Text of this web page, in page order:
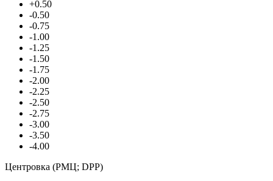
+0.50
-0.50
-0.75
-1.00
-1.25
-1.50
-1.75
-2.00
-2.25
-2.50
-2.75
-3.00
-3.50
-4.00
Центровка (РМЦ; DPP)